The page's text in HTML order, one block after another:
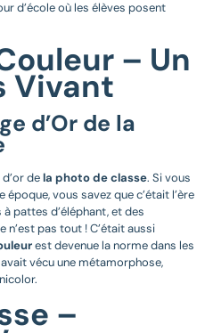
d’école où les élèves posent
– Un
Vivant
d’Or de la
d’or dela photo de classe. Si vous
vous savez que c’était l’ère
pattes d’éléphant, et des
pas tout ! C’était aussi
est devenue la norme dans les
vécu une métamorphose,
–